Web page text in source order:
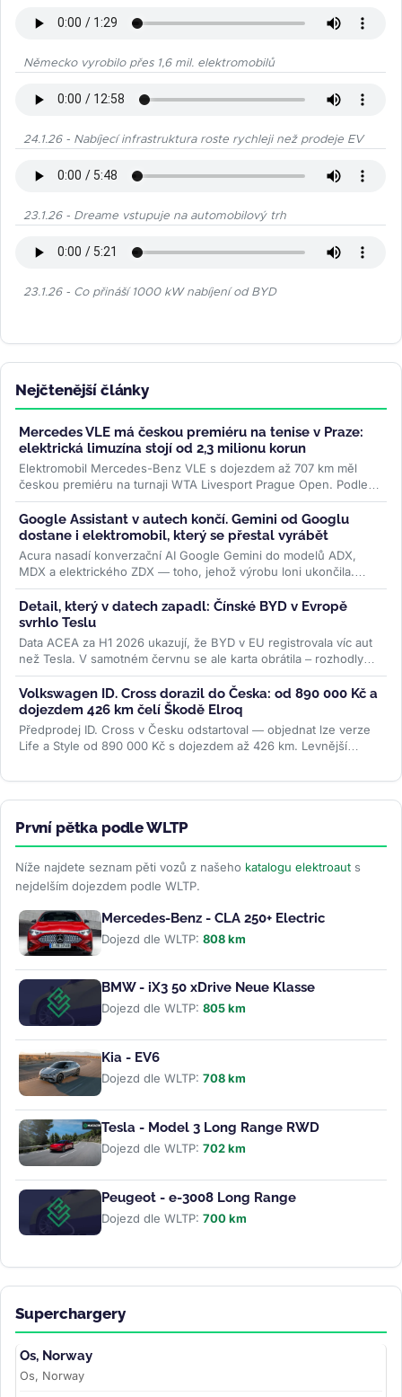
Německo vyrobilo přes 1,6 mil. elektromobilů
24.1.26 - Nabíjecí infrastruktura roste rychleji než prodeje EV
23.1.26 - Dreame vstupuje na automobilový trh
23.1.26 - Co přináší 1000 kW nabíjení od BYD
Nejčtenější články
Mercedes VLE má českou premiéru na tenise v Praze:
elektrická limuzína stojí od 2,3 milionu korun
Elektromobil Mercedes-Benz VLE s dojezdem až 707 km měl
českou premiéru na turnaji WTA Livesport Prague Open. Podle
konfigurátoru automobilky...>>
Google Assistant v autech končí. Gemini od Googlu
dostane i elektromobil, který se přestal vyrábět
Acura nasadí konverzační AI Google Gemini do modelů ADX,
MDX a elektrického ZDX — toho, jehož výrobu loni ukončila.
Přidává se k vlně,...>>
Detail, který v datech zapadl: Čínské BYD v Evropě
svrhlo Teslu
Data ACEA za H1 2026 ukazují, že BYD v EU registrovala víc aut
než Tesla. V samotném červnu se ale karta obrátila – rozhodly
ceny paliv i...>>
Volkswagen ID. Cross dorazil do Česka: od 890 000 Kč a
dojezdem 426 km čelí Škodě Elroq
Předprodej ID. Cross v Česku odstartoval — objednat lze verze
Life a Style od 890 000 Kč s dojezdem až 426 km. Levnější
První pětka podle WLTP
Níže najdete seznam pěti vozů z našeho katalogu elektroaut s
nejdelším dojezdem podle WLTP.
Mercedes-Benz - CLA 250+ Electric
Dojezd dle WLTP: 808 km
BMW - iX3 50 xDrive Neue Klasse
Dojezd dle WLTP: 805 km
Kia - EV6
Dojezd dle WLTP: 708 km
Tesla - Model 3 Long Range RWD
Dojezd dle WLTP: 702 km
Peugeot - e-3008 Long Range
Dojezd dle WLTP: 700 km
Superchargery
Os, Norway
Os, Norway